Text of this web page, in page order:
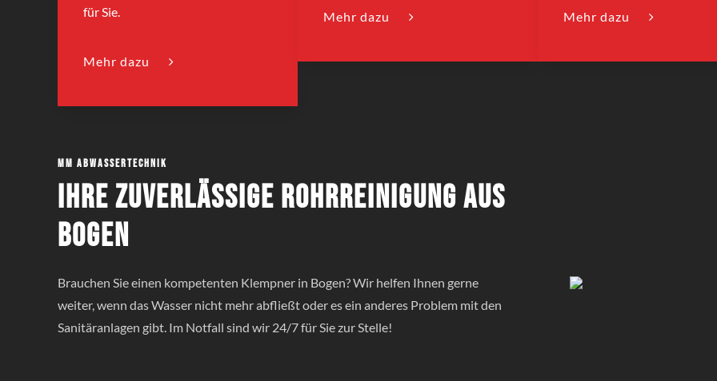
für Sie.
Mehr dazu
Mehr dazu Mehr dazu
MM Abwassertechnik
Ihre zuverlässige Rohrreinigung aus
Bogen
Brauchen Sie einen kompetenten Klempner in Bogen? Wir helfen Ihnen gerne
weiter, wenn das Wasser nicht mehr abfließt oder es ein anderes Problem mit den
Sanitäranlagen gibt. Im Notfall sind wir 24/7 für Sie zur Stelle!